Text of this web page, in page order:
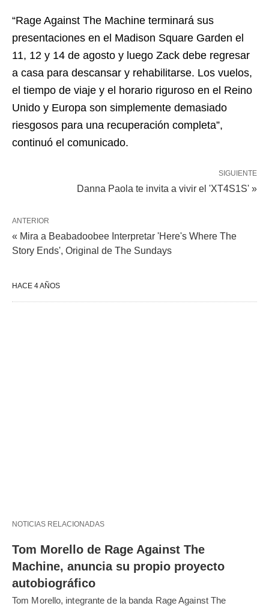
“Rage Against The Machine terminará sus
presentaciones en el Madison Square Garden el
11, 12 y 14 de agosto y luego Zack debe regresar
a casa para descansar y rehabilitarse. Los vuelos,
el tiempo de viaje y el horario riguroso en el Reino
Unido y Europa son simplemente demasiado
riesgosos para una recuperación completa”,
continuó el comunicado.
SIGUIENTE
Danna Paola te invita a vivir el 'XT4S1S' »
ANTERIOR
« Mira a Beabadoobee Interpretar 'Here's Where The
Story Ends', Original de The Sundays
HACE 4 AÑOS
NOTICIAS RELACIONADAS
Tom Morello de Rage Against The
Machine, anuncia su propio proyecto
autobiográfico
Tom Morello, integrante de la banda Rage Against The